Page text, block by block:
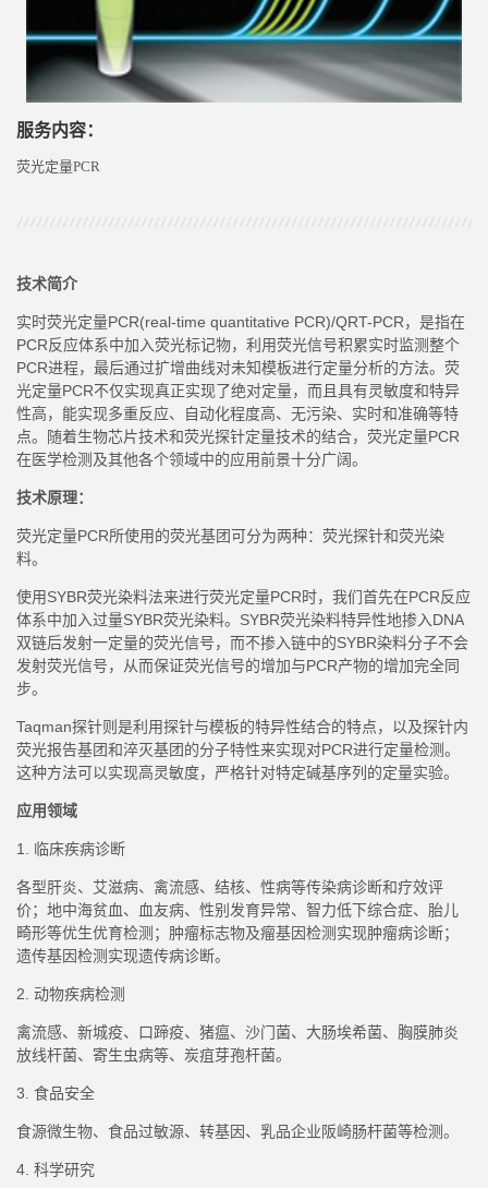
服务内容：
荧光定量PCR
技术简介
实时荧光定量PCR(real-time quantitative PCR)/QRT-PCR，是指在
PCR反应体系中加入荧光标记物，利用荧光信号积累实时监测整个
PCR进程，最后通过扩增曲线对未知模板进行定量分析的方法。荧
光定量PCR不仅实现真正实现了绝对定量，而且具有灵敏度和特异
性高， 能实现多重反应、自动化程度高、无污染、实时和准确等特
点。随着生物芯片技术和荧光探针定量技术的结合，荧光定量PCR
在医学检测及其他各个领域中的应用前景十分广阔。
技术原理：
荧光定量PCR所使用的荧光基团可分为两种：荧光探针和荧光染
料。
使用SYBR荧光染料法来进行荧光定量PCR时，我们首先在PCR反应
体系中加入过量SYBR荧光染料。SYBR荧光染料特异性地掺入DNA
双链后发射一定量的荧光信号，而不掺入链中的SYBR染料分子不会
发射荧光信号，从而保证荧光信号的增加与PCR产物的增加完全同
步。
Taqman探针则是利用探针与模板的特异性结合的特点，以及探针内
荧光报告基团和淬灭基团的分子特性来实现对PCR进行定量检测。
这种方法可以实现高灵敏度，严格针对特定碱基序列的定量实验。
应用领域
1. 临床疾病诊断
各型肝炎、艾滋病、禽流感、结核、性病等传染病诊断和疗效评
价；地中海贫血、血友病、性别发育异常、智力低下综合症、胎儿
畸形等优生优育检测；肿瘤标志物及瘤基因检测实现肿瘤病诊断；
遗传基因检测实现遗传病诊断。
2. 动物疾病检测
禽流感、新城疫、口蹄疫、猪瘟、沙门菌、大肠埃希菌、胸膜肺炎
放线杆菌、寄生虫病等、炭疽芽孢杆菌。
3. 食品安全
食源微生物、食品过敏源、转基因、乳品企业阪崎肠杆菌等检测。
4. 科学研究